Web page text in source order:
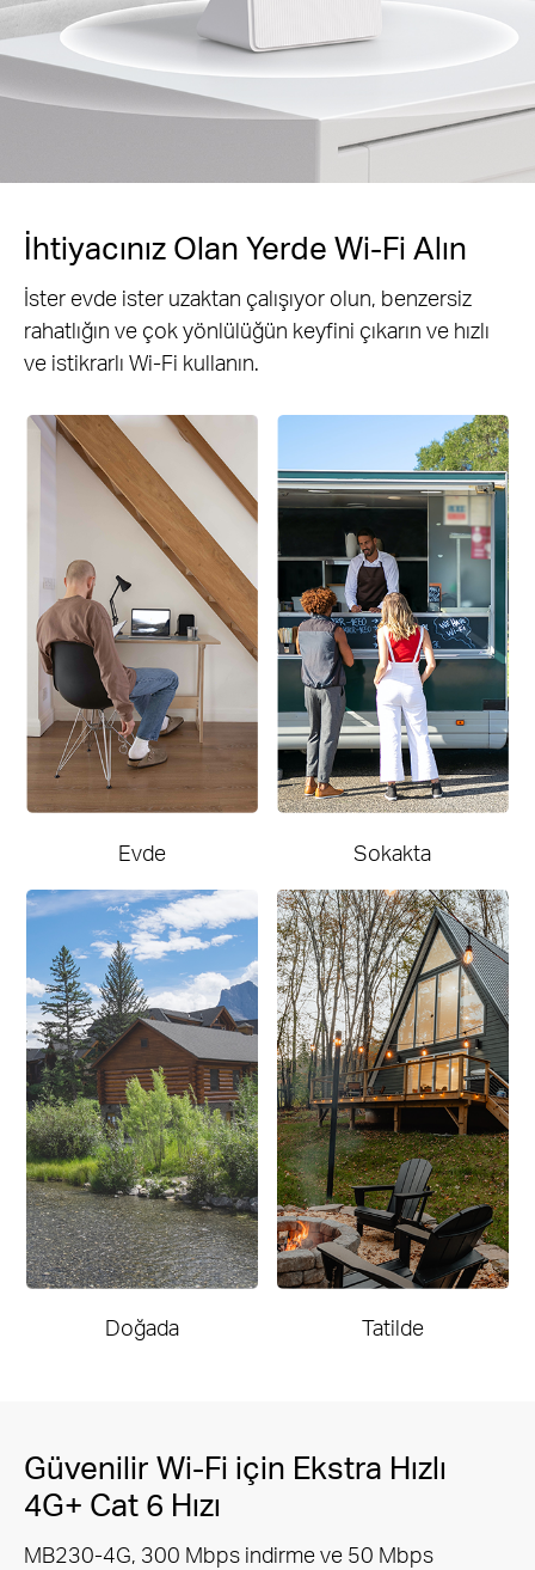
İhtiyacınız Olan Yerde Wi-Fi Alın
İster evde ister uzaktan çalışıyor olun, benzersiz
rahatlığın ve çok yönlülüğün keyfini çıkarın ve hızlı
ve istikrarlı Wi-Fi kullanın.
Evde Sokakta
Doğada Tatilde
Güvenilir Wi-Fi için Ekstra Hızlı
4G+ Cat 6 Hızı
MB230-4G, 300 Mbps indirme ve 50 Mbps